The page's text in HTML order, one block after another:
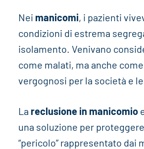
Nei manicomi, i pazienti
condizioni di estrema
isolamento. Venivano
come malati, ma anche
vergognosi per la società e
La reclusione in manicomio
una soluzione per
“pericolo” rappresentato dai